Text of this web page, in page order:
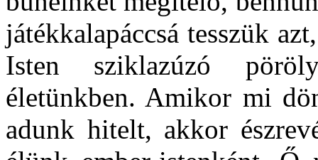
játékkalapáccsá tesszük
Isten sziklazúzó
életünkben. Amikor mi
adunk hitelt, akkor